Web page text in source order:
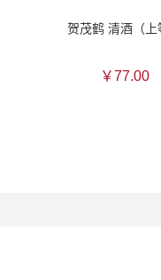
贺茂鹤 清酒（上
￥77.00